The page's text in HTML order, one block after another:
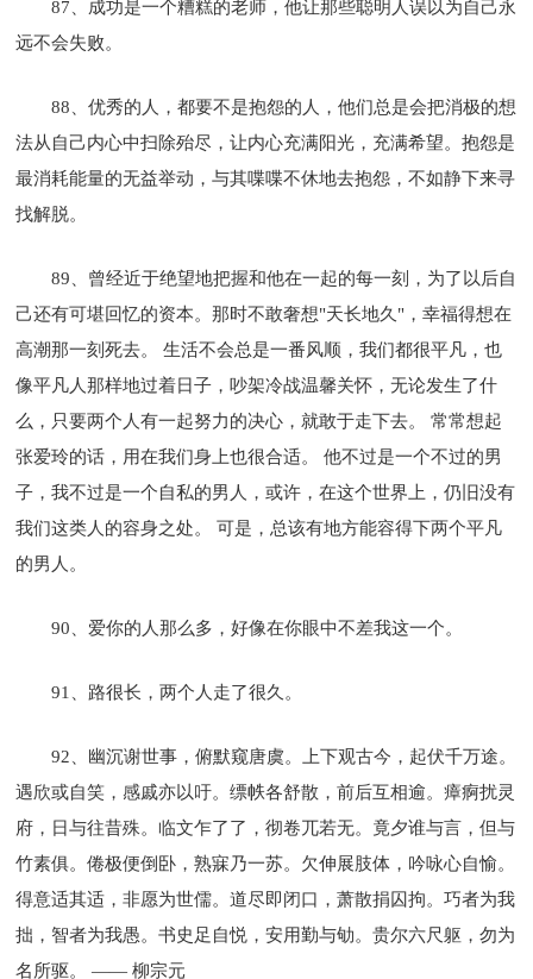
87、成功是一个糟糕的老师，他让那些聪明人误以为自己永
远不会失败。
88、优秀的人，都要不是抱怨的人，他们总是会把消极的想
法从自己内心中扫除殆尽，让内心充满阳光，充满希望。抱怨是
最消耗能量的无益举动，与其喋喋不休地去抱怨，不如静下来寻
找解脱。
89、曾经近于绝望地把握和他在一起的每一刻，为了以后自
己还有可堪回忆的资本。那时不敢奢想"天长地久"，幸福得想在
高潮那一刻死去。 生活不会总是一番风顺，我们都很平凡，也
像平凡人那样地过着日子，吵架冷战温馨关怀，无论发生了什
么，只要两个人有一起努力的决心，就敢于走下去。 常常想起
张爱玲的话，用在我们身上也很合适。 他不过是一个不过的男
子，我不过是一个自私的男人，或许，在这个世界上，仍旧没有
我们这类人的容身之处。 可是，总该有地方能容得下两个平凡
的男人。
90、爱你的人那么多，好像在你眼中不差我这一个。
91、路很长，两个人走了很久。
92、幽沉谢世事，俯默窥唐虞。上下观古今，起伏千万途。
遇欣或自笑，感戚亦以吁。缥帙各舒散，前后互相逾。瘴痾扰灵
府，日与往昔殊。临文乍了了，彻卷兀若无。竟夕谁与言，但与
竹素俱。倦极便倒卧，熟寐乃一苏。欠伸展肢体，吟咏心自愉。
得意适其适，非愿为世儒。道尽即闭口，萧散捐囚拘。巧者为我
拙，智者为我愚。书史足自悦，安用勤与劬。贵尔六尺躯，勿为
名所驱。 —— 柳宗元